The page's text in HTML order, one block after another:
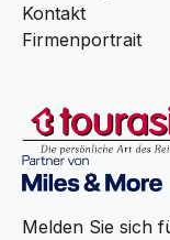
Kontakt
Firmenportrait
Melden Sie sich